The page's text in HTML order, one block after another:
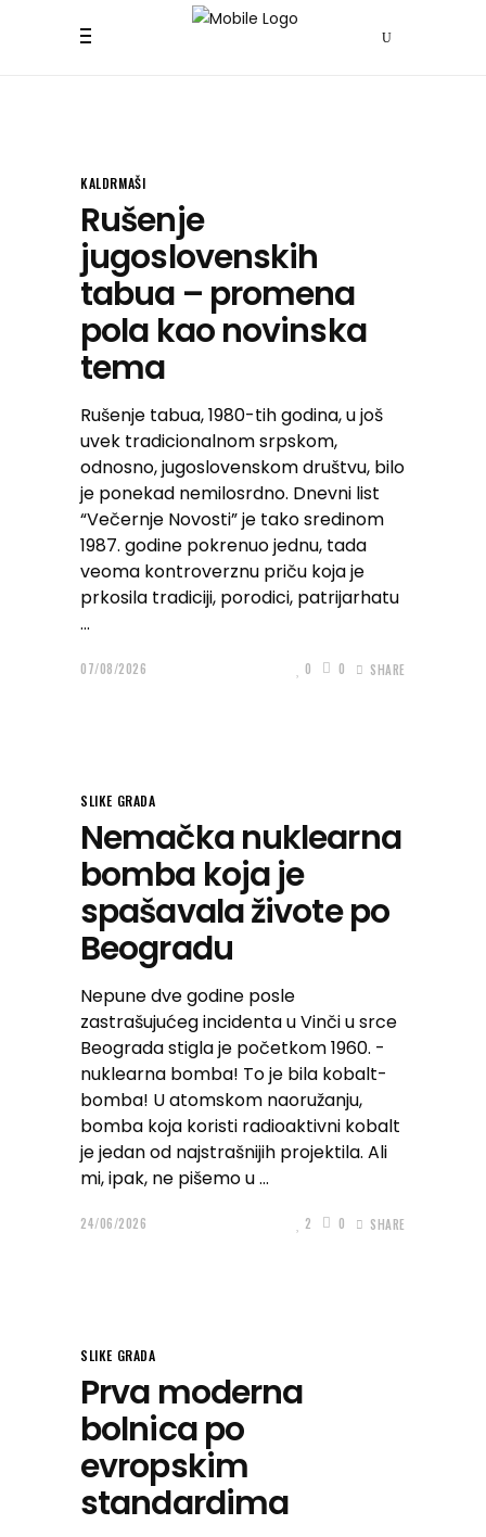
KALDRMAŠI
Rušenje
jugoslovenskih
tabua – promena
pola kao novinska
tema
Rušenje tabua, 1980-tih godina, u još
uvek tradicionalnom srpskom,
odnosno, jugoslovenskom društvu, bilo
je ponekad nemilosrdno. Dnevni list
“Večernje Novosti” je tako sredinom
1987. godine pokrenuo jednu, tada
veoma kontroverznu priču koja je
prkosila tradiciji, porodici, patrijarhatu
07/08/2026 0 0 SHARE
SLIKE GRADA
Nemačka nuklearna
bomba koja je
spašavala živote po
Beogradu
Nepune dve godine posle
zastrašujućeg incidenta u Vinči u srce
Beograda stigla je početkom 1960. -
nuklearna bomba! To je bila kobalt-
bomba! U atomskom naoružanju,
bomba koja koristi radioaktivni kobalt
je jedan od najstrašnijih projektila. Ali
mi, ipak, ne pišemo u
24/06/2026 2 0 SHARE
SLIKE GRADA
Prva moderna
bolnica po
evropskim
standardima